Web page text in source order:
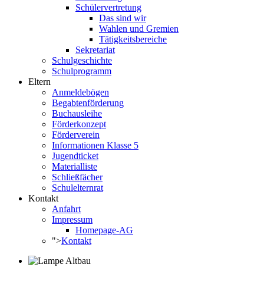
Schülervertretung
Das sind wir
Wahlen und Gremien
Tätigkeitsbereiche
Sekretariat
Schulgeschichte
Schulprogramm
Eltern
Anmeldebögen
Begabtenförderung
Buchausleihe
Förderkonzept
Förderverein
Informationen Klasse 5
Jugendticket
Materialliste
Schließfächer
Schulelternrat
Kontakt
Anfahrt
Impressum
Homepage-AG
">Kontakt